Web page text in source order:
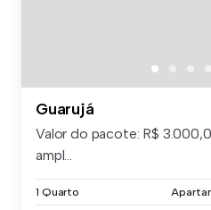
Guarujá
Valor do pacote: R$
ampl...
1 Quarto